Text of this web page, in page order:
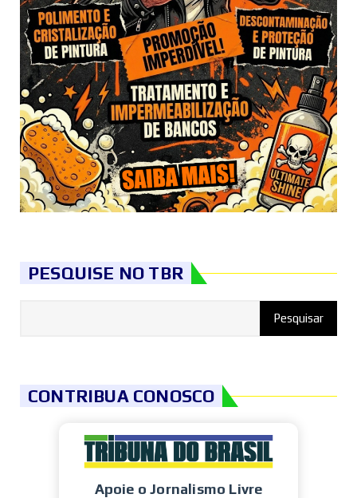
PESQUISE NO TBR
CONTRIBUA CONOSCO
Apoie o Jornalismo Livre